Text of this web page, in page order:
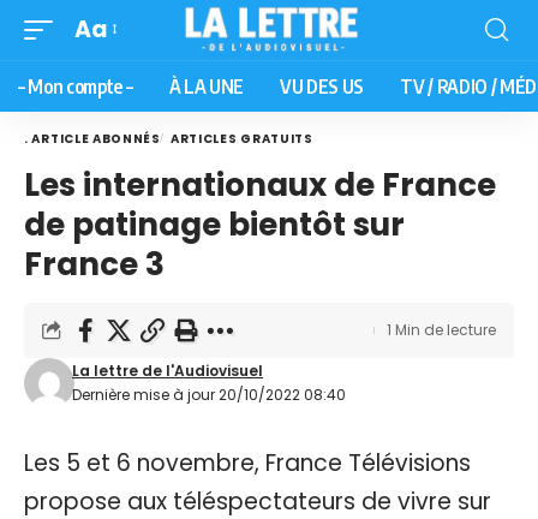
Aa
– Mon compte – À LA UNE VU DES US TV / RADIO /
. ARTICLE ABONNÉS ARTICLES GRATUITS
Les internationaux de France
de patinage bientôt sur
France 3
Dernière mise à jour 20/10/2022 08:40
La lettre de l'Audiovisuel
1 Min de lecture
Les 5 et 6 novembre, France Télévisions
propose aux téléspectateurs de vivre sur